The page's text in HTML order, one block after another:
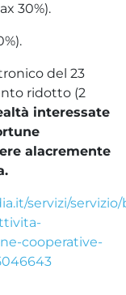
30%).
del 23
ridotto (2
interessate
alacremente
servizi/
cooperative-